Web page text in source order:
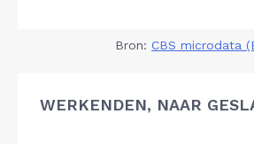
Bron: CBS microdata
WERKENDEN, NAAR